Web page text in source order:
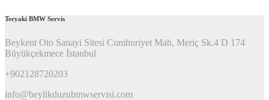
Teryaki BMW Servis
Beykent Oto Sanayi Sitesi Cumhuriyet Mah, Meriç Sk.4 D 174
Büyükçekmece İstanbul
+902128720203
info@beylikduzubmwservisi.com